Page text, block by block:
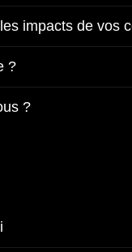
impacts de vos
?
?